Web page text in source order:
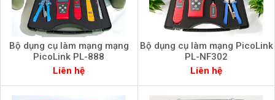
Bộ dụng cụ làm mạng mạng
PicoLink PL-888
Liên hệ
Bộ dụng cụ làm mạng PicoLink
PL-NF302
Liên hệ